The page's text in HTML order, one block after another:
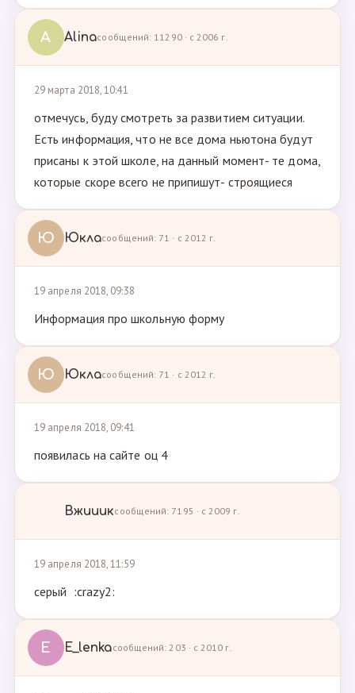
A Alinaсообщений: 11290 · с 2006 г.
29 марта 2018, 10:41
отмечусь, буду смотреть за развитием ситуации.
Есть информация, что не все дома ньютона будут
присаны к этой школе, на данный момент- те дома,
которые скоре всего не припишут- строящиеся
Ю Юкласообщений: 71 · с 2012 г.
19 апреля 2018, 09:38
Информация про школьную форму
Ю Юкласообщений: 71 · с 2012 г.
19 апреля 2018, 09:41
появилась на сайте оц 4
Вжиииксообщений: 7195 · с 2009 г.
19 апреля 2018, 11:59
серый :crazy2:
E E_lenkaсообщений: 203 · с 2010 г.